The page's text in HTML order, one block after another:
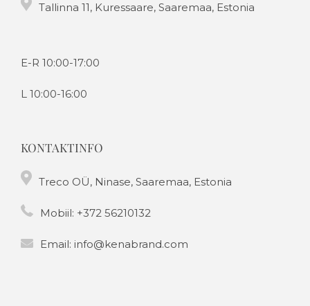
Tallinna 11, Kuressaare, Saaremaa, Estonia
E-R 10:00-17:00
L 10:00-16:00
KONTAKTINFO
Treco OÜ, Ninase, Saaremaa, Estonia
Mobiil: +372 56210132
Email: info@kenabrand.com